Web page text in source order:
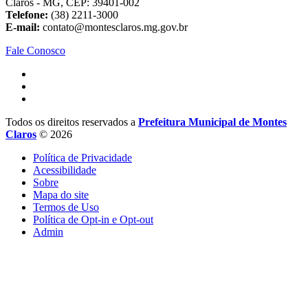
Claros - MG, CEP: 39401-002
Telefone: (38) 2211-3000
E-mail: contato@montesclaros.mg.gov.br
Fale Conosco
Todos os direitos reservados a Prefeitura Municipal de Montes
Claros © 2026
Política de Privacidade
Acessibilidade
Sobre
Mapa do site
Termos de Uso
Política de Opt-in e Opt-out
Admin